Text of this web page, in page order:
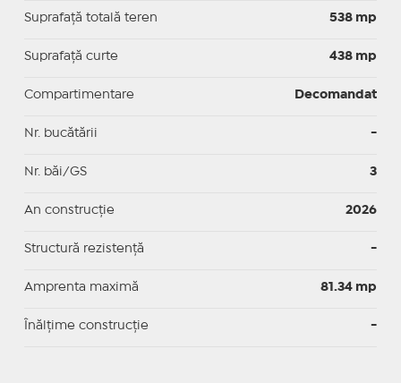
Suprafață totală teren 538 mp
Suprafaţă curte 438 mp
Compartimentare Decomandat
Nr. bucătării -
Nr. băi/GS 3
An construcție 2026
Structură rezistență -
Amprenta maximă 81.34 mp
Înălțime construcție -